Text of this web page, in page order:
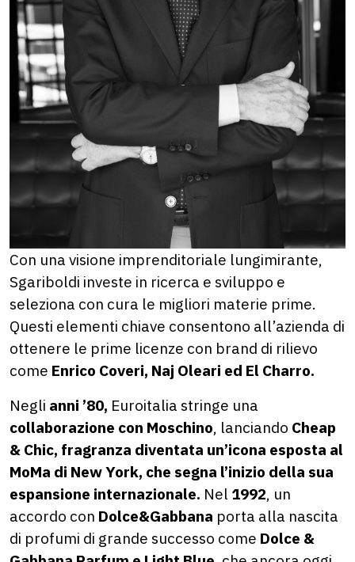
Con una visione imprenditoriale lungimirante,
Sgariboldi investe in ricerca e sviluppo e
seleziona con cura le migliori materie prime.
Questi elementi chiave consentono all’azienda di
ottenere le prime licenze con brand di rilievo
come Enrico Coveri, Naj Oleari ed El Charro.
Negli anni ’80, Euroitalia stringe una
collaborazione con Moschino, lanciando Cheap
& Chic, fragranza diventata un’icona esposta al
MoMa di New York, che segna l’inizio della sua
espansione internazionale. Nel 1992, un
accordo con Dolce&Gabbana porta alla nascita
di profumi di grande successo come Dolce &